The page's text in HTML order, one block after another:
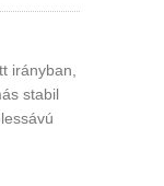
irányban,
stabil